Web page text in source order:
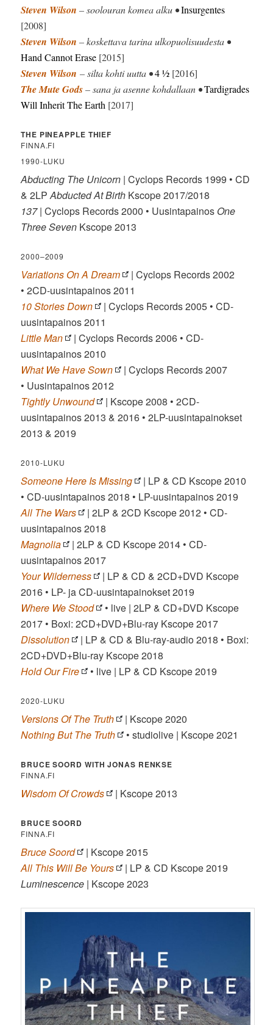
Steven Wilson – soolouran komea alku •Insurgentes
[2008]
Steven Wilson – koskettava tarina ulkopuolisuudesta •
Hand Cannot Erase [2015]
Steven Wilson – silta kohti uutta •4 ½ [2016]
The Mute Gods– sana ja asenne kohdallaan •Tardigrades
Will Inherit The Earth [2017]
THE PINEAPPLE THIEF
FINNA.FI
1990-LUKU
Abducting The Unicorn | Cyclops Records 1999 • CD
& 2LPAbducted At Birth Kscope 2017/2018
137| Cyclops Records 2000 • Uusintapainos One
Three Seven Kscope 2013
2000–2009
Variations On A Dream
| Cyclops Records 2002
• 2CD-uusintapainos 2011
10 Stories Down
| Cyclops Records 2005 • CD-
uusintapainos 2011
Little Man
| Cyclops Records 2006 • CD-
uusintapainos 2010
What We Have Sown
| Cyclops Records 2007
• Uusintapainos 2012
Tightly Unwound
| Kscope 2008 • 2CD-
uusintapainos 2013 & 2016 • 2LP-uusintapainokset
2013 & 2019
2010-LUKU
Someone Here Is Missing
| LP & CD Kscope 2010
• CD-uusintapainos 2018 • LP-uusintapainos 2019
All The Wars
| 2LP & 2CD Kscope 2012 • CD-
uusintapainos 2018
Magnolia
| 2LP & CD Kscope 2014 • CD-
uusintapainos 2017
Your Wilderness
| LP & CD & 2CD+DVD Kscope
2016 • LP- ja CD-uusintapainokset 2019
Where We Stood
• live | 2LP & CD+DVD Kscope
2017 • Boxi: 2CD+DVD+Blu-ray Kscope 2017
Dissolution
| LP & CD & Blu-ray-audio 2018 • Boxi:
2CD+DVD+Blu-ray Kscope 2018
Hold Our Fire
• live | LP & CD Kscope 2019
2020-LUKU
Versions Of The Truth
| Kscope 2020
Nothing But The Truth
• studiolive | Kscope 2021
BRUCE SOORD WITH JONAS RENKSE
FINNA.FI
Wisdom Of Crowds | Kscope 2013
BRUCE SOORD
FINNA.FI
Bruce Soord
| Kscope 2015
All This Will Be Yours
| LP & CD Kscope 2019
Luminescence | Kscope 2023